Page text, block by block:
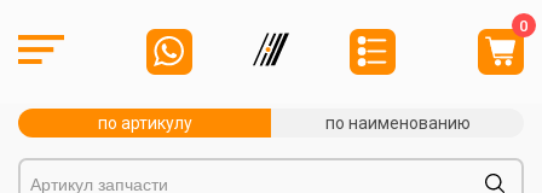
0
по артикулу по наименованию